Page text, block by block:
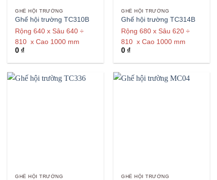
GHẾ HỘI TRƯỜNG
Ghế hội trường TC310B
Rộng 640 x Sâu 640 ÷
810 x Cao 1000 mm
0 ₫
GHẾ HỘI TRƯỜNG
Ghế hội trường TC314B
Rộng 680 x Sâu 620 ÷
810 x Cao 1000 mm
0 ₫
GHẾ HỘI TRƯỜNG GHẾ HỘI TRƯỜNG